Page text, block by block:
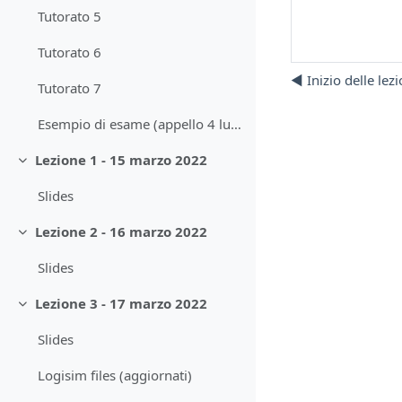
Tutorato 5
Tutorato 6
Tutorato 7
Esempio di esame (appello 4 luglio 2022)
Minimizza
Lezione 1 - 15 marzo 2022
Slides
Minimizza
Lezione 2 - 16 marzo 2022
Slides
Minimizza
Lezione 3 - 17 marzo 2022
Slides
Logisim files (aggiornati)
◀︎ Inizio delle